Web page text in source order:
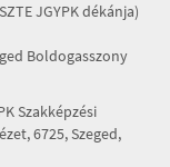
JGYPK dékánja)
Boldogasszony
Szakképzési
6725, Szeged,